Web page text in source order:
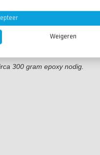
alsrechthoekige
300 gram epoxy nodig.
Weigeren